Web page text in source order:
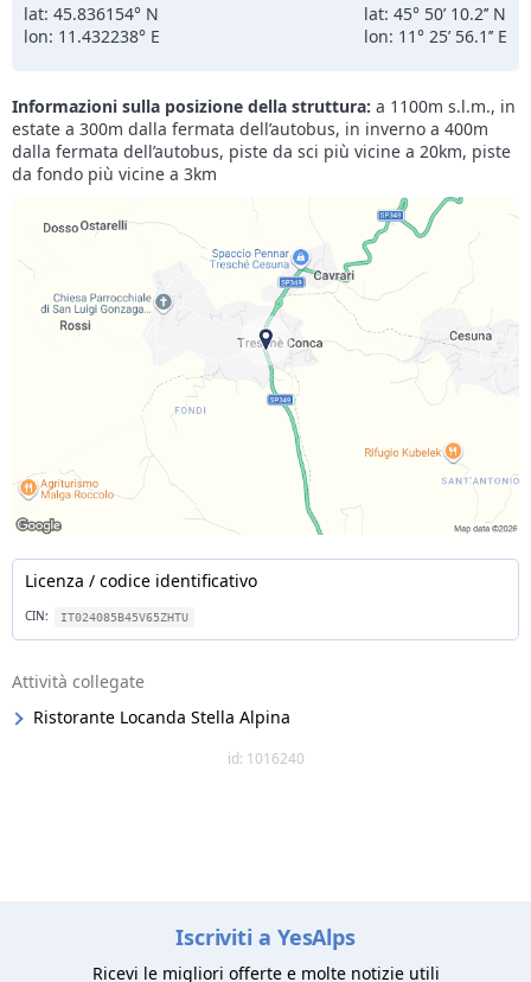
lat: 45.836154° N
lon: 11.432238° E
lat: 45° 50’ 10.2’’ N
lon: 11° 25’ 56.1’’ E
Informazioni sulla posizione della struttura: a 1100m s.l.m., in
estate a 300m dalla fermata dell’autobus, in inverno a 400m
dalla fermata dell’autobus, piste da sci più vicine a 20km, piste
da fondo più vicine a 3km
Licenza / codice identificativo
CIN: IT024085B45V65ZHTU
Attività collegate
Ristorante Locanda Stella Alpina
id: 1016240
Iscriviti a YesAlps
Ricevi le migliori offerte e molte notizie utili